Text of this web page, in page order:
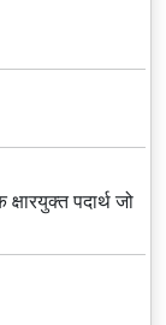
क्षारयुक्त पदार्थ जो